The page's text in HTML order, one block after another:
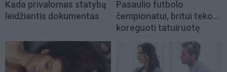
Kada privalomas statybą
leidžiantis dokumentas
Pasaulio futbolo
čempionatui, britui teko...
koreguoti tatuiruotę